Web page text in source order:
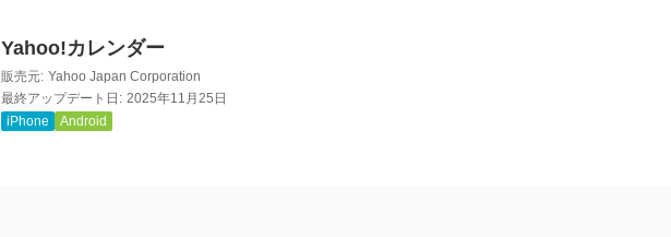
Yahoo!カレンダー
販売元: Yahoo Japan Corporation
最終アップデート日: 2025年11月25日
iPhone
Android